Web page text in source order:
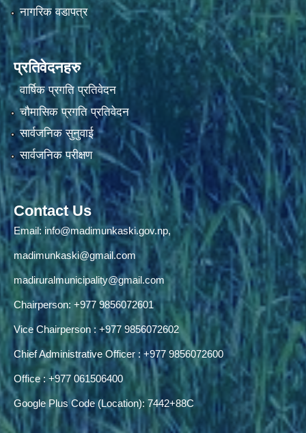
नागरिक वडापत्र
प्रतिवेदनहरु
वार्षिक प्रगति प्रतिवेदन
चौमासिक प्रगति प्रतिवेदन
सार्वजनिक सुनुवाई
सार्वजनिक परीक्षण
Contact Us
Email: info@madimunkaski.gov.np,
madimunkaski@gmail.com
madiruralmunicipality@gmail.com
Chairperson: +977 9856072601
Vice Chairperson : +977 9856072602
Chief Administrative Officer : +977 9856072600
Office : +977 061506400
Google Plus Code (Location): 7442+88C